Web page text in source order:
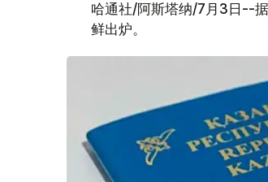
哈通社/阿斯塔纳/7月3日--
鲜出炉。